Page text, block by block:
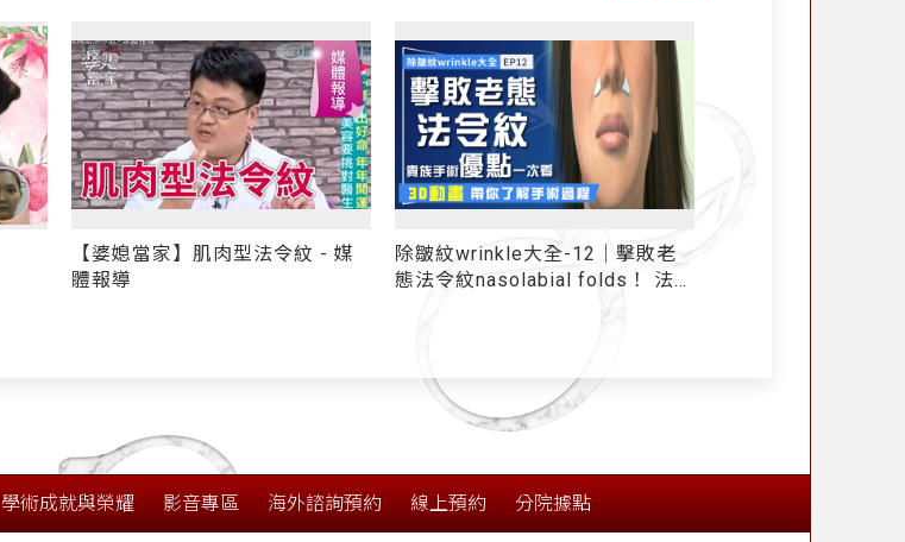
【婆媳當家】肌肉型法令紋 - 媒
體報導
除皺紋wrinkle大全-12｜擊敗老
態法令紋nasolabial folds！ 法令
紋墊片「貴族手術」3D動畫 帶你
學術成就與榮耀 影音專區 海外諮詢預約 線上預約 分院據點